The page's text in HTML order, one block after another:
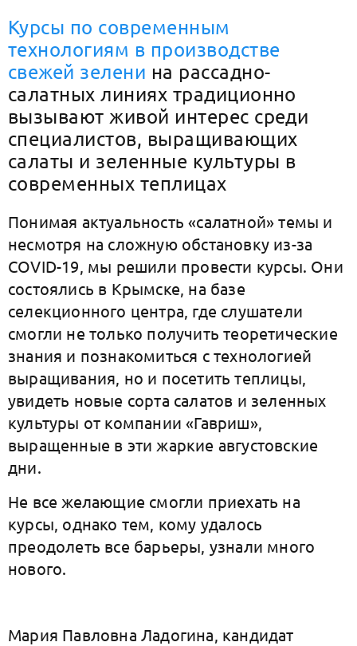
Курсы по современным
технологиям в производстве
свежей зелени на рассадно-
салатных линиях традиционно
вызывают живой интерес среди
специалистов, выращивающих
салаты и зеленные культуры в
современных теплицах
Понимая актуальность «салатной» темы и
несмотря на сложную обстановку из-за
COVID-19, мы решили провести курсы. Они
состоялись в Крымске, на базе
селекционного центра, где слушатели
смогли не только получить теоретические
знания и познакомиться с технологией
выращивания, но и посетить теплицы,
увидеть новые сорта салатов и зеленных
культуры от компании «Гавриш»,
выращенные в эти жаркие августовские
дни.
Не все желающие смогли приехать на
курсы, однако тем, кому удалось
преодолеть все барьеры, узнали много
нового.
Мария Павловна Ладогина, кандидат